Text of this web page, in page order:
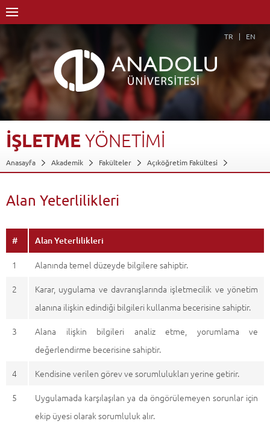
TR EN
İŞLETMEYÖNETİMİ
Anasayfa Akademik Fakülteler
Açıköğretim Fakültesi
Alan Yeterlilikleri
# Alan Yeterlilikleri
1
Alanında temel düzeyde bilgilere sahiptir.
2
Karar, uygulama ve davranışlarında işletmecilik ve yönetim
alanına ilişkin edindiği bilgileri kullanma becerisine sahiptir.
3
Alana ilişkin bilgileri analiz etme, yorumlama ve
değerlendirme becerisine sahiptir.
4
Kendisine verilen görev ve sorumlulukları yerine getirir.
5
Uygulamada karşılaşılan ya da öngörülemeyen sorunlar için
ekip üyesi olarak sorumluluk alır.